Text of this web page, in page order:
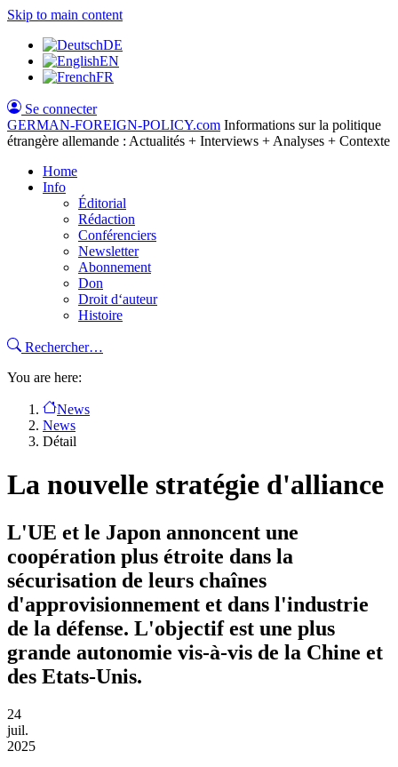
Skip to main content
DE
EN
FR
Se connecter
GERMAN-FOREIGN-POLICY.com Informations sur la politique
étrangère allemande : Actualités + Interviews + Analyses + Contexte
Home
Info
Éditorial
Rédaction
Conférenciers
Newsletter
Abonnement
Don
Droit d‘auteur
Histoire
Rechercher…
You are here:
News
News
Détail
La nouvelle stratégie d'alliance
L'UE et le Japon annoncent une
coopération plus étroite dans la
sécurisation de leurs chaînes
d'approvisionnement et dans l'industrie
de la défense. L'objectif est une plus
grande autonomie vis-à-vis de la Chine et
des Etats-Unis.
24
juil.
2025